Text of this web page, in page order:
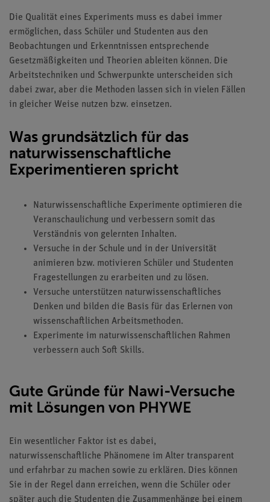
Die Qualität eines Experiments muss es dabei immer
ermöglichen, dass Schüler und Studenten aus den
Beobachtungen und Erkenntnissen entsprechende
Gesetzmäßigkeiten und Theorien ableiten können. Die
Arbeitstechniken und Schwerpunkte unterscheiden sich
dabei zwar, aber die Methoden lassen sich in vielen Fällen
in gleicher Weise nutzen bzw. einsetzen.
Was grundsätzlich für das
naturwissenschaftliche
Experimentieren spricht
Naturwissenschaftliche Experimente optimieren die
Veranschaulichung und verbessern somit das
Verständnis von gelernten Inhalten.
Versuche in der Schule und in der Universität
animieren bzw. motivieren Schüler und Studenten
Fragestellungen zu erarbeiten und zu lösen.
Versuche unterstützen naturwissenschaftliches
Denken und bilden die Basis für das Erlernen von
wissenschaftlichen Arbeitsmethoden.
Experimente im naturwissenschaftlichen Rahmen
verbessern auch Soft Skills.
Gute Gründe für Nawi-Versuche
mit Lösungen von PHYWE
Ein wesentlicher Faktor ist es dabei,
naturwissenschaftliche Phänomene im Alter transparent
und erfahrbar zu machen sowie zu erklären. Dies können
Sie in der Regel dann erreichen, wenn die Schüler oder
später auch die Studenten die Zusammenhänge bei einem